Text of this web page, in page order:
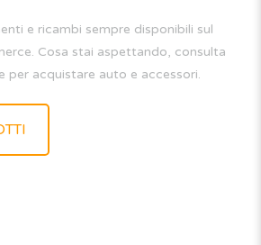
e ricambi sempre disponibili sul
Cosa stai aspettando, consulta
per acquistare auto e accessori.